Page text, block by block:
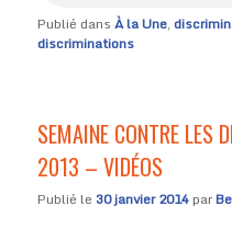
Publié dans À la Une,
discriminations
SEMAINE CONTRE LES
2013 – VIDÉOS
Publié le30 janvier 2014 par